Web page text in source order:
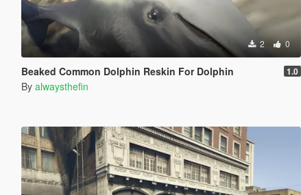
2 0
Beaked Common Dolphin Reskin For Dolphin 1.0
By alwaysthefin